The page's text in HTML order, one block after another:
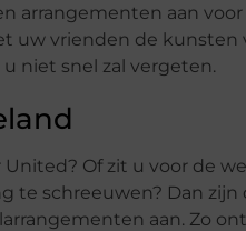
arrangementen aan voor
uw vrienden de
niet snel zal vergeten.
Of zit u voor de
te schreeuwen? Dan zijn
aan. Zo